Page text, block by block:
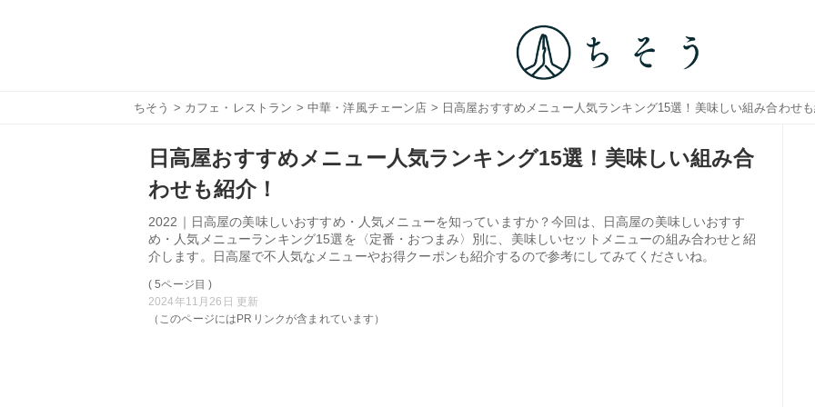
ちそう > カフェ・レストラン > 中華・洋風チェーン店 > 日高屋おすすめメニュー人気ランキング15選！美味しい組み合わせ
日高屋おすすめメニュー人気ランキング15選！美味しい組み合
わせも紹介！
2022｜日高屋の美味しいおすすめ・人気メニューを知っていますか？今回は、日高屋の美味しいおすす
め・人気メニューランキング15選を〈定番・おつまみ〉別に、美味しいセットメニューの組み合わせと紹
介します。日高屋で不人気なメニューやお得クーポンも紹介するので参考にしてみてくださいね。
( 5ページ目 )
2024年11月26日 更新
（このページにはPRリンクが含まれています）